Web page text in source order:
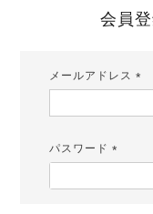
会員
メールアドレス
パスワード